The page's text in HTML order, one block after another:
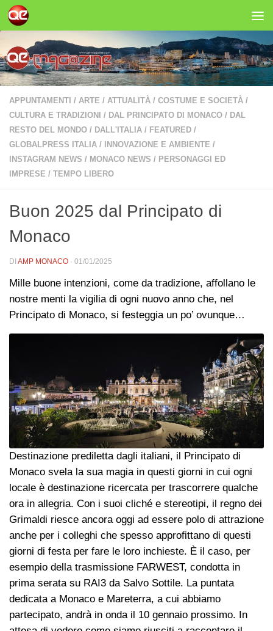
Salta al contenuto
APPUNTAMENTI / ARTE / ATTUALITÀ / COSTUME E SOCIETÀ /
CULTURA E TRADIZIONI
/ DAL PRINCIPATO DI MONACO / DAL
RESTO DEL MONDO / DALL'ITALIA / FEATURED /
GLOBALPRESS ITALIA / INNOVAZIONE E AMBIENTE /
INSTAGRAM NEWS / MONACO NEWS / PERSONAGGI ED
IMPRESE / TEMPO LIBERO
Buon 2025 dal Principato di
Monaco
DI AMP MONACO · 01/01/2025
Mille buone intenzioni, come da tradizione, affollano le
nostre menti la vigilia di ogni nuovo anno che, nel
Principato di Monaco, si festeggia un po’ ovunque…
Destinazione prediletta dagli italiani, il Principato di
Monaco svela la sua magia in questi giorni in cui ogni
locale è destinazione ricercata per trascorrere qualche
ora in allegria. Con i suoi cliché e stereotipi, il regno dei
Grimaldi riesce ancora oggi ad essere polo di attrazione
anche per i colleghi che spesso approfittano di questi
giorni di festa per fare le loro inchieste. È il caso, per
esempio della trasmissione FARWEST, condotta in
prima serata su RAI3 da Salvo Sottile. La puntata
dedicata a Monaco e Mareterra, a cui abbiamo
partecipato, andrà in onda il 10 gennaio prossimo. In